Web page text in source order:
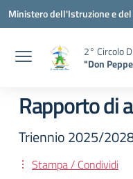
Vai ai contenuti
Vai al menu di navigazione
Vai al footer
Ministero dell'Istruzione e
2° Circolo
"Don
Rapporto di
Triennio 2025/
Stampa / Condividi